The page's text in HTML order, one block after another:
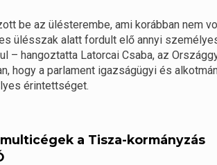
be az ülésterembe, ami korábban nem
ülésszak alatt fordult elő annyi
– hangoztatta Latorcai Csaba, az
hogy a parlament igazságügyi és
érintettséget.
a Tisza-kormányzás